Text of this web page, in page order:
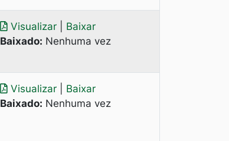
Visualizar
Baixar
Baixado: Nenhuma vez
Visualizar
Baixar
Baixado: Nenhuma vez